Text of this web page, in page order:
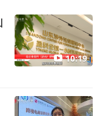
10:19